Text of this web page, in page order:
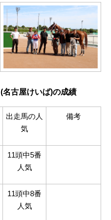
(名古屋けいば)の成績
出走馬の人
気
備考
11頭中5番
人気
11頭中8番
人気